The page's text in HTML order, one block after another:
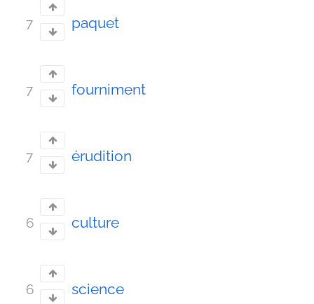
7 paquet
7 fourniment
7 érudition
6 culture
6 science